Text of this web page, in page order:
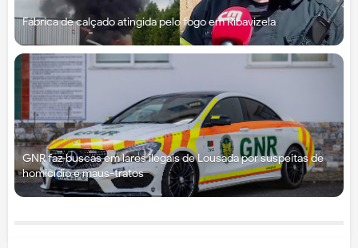
Fábrica de calçado atingida pelo fogo em Ribavizela
GNR faz buscas em lares ilegais de Lousada por suspeitas de
homicídio e maus-tratos